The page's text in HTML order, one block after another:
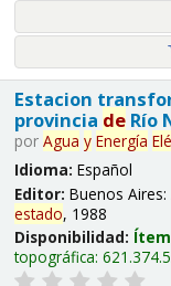
Estacion
provincia deRío
por Agua y Energía
Idioma: Español
Editor: Buenos Aires:
estado, 1988
Disponibilidad:
topográfica: